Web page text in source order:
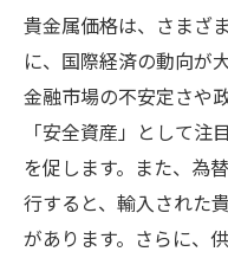
貴金属価格は、さまざ
に、国際経済の動向が
金融市場の不安定さや
「安全資産」として
を促します。また、為
行すると、輸入された
があります。さらに、